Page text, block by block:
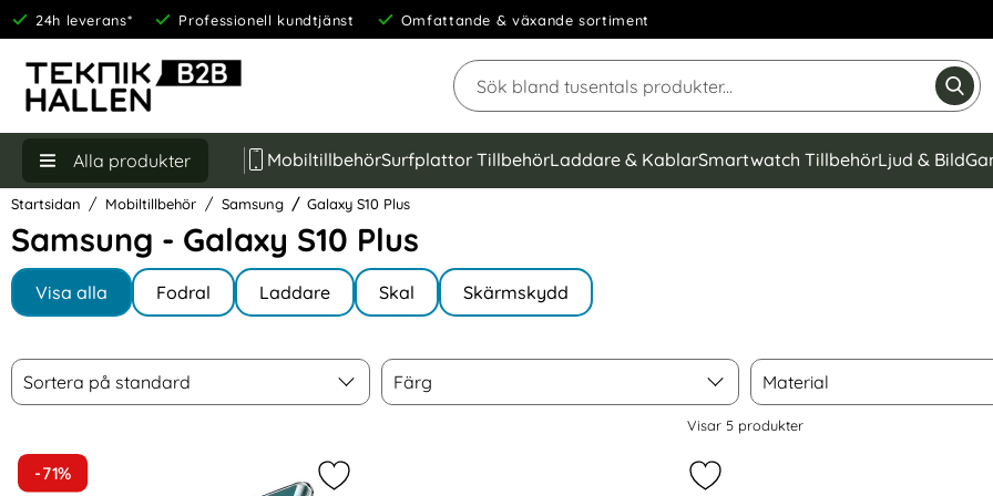
24h leverans* Professionell kundtjänst Omfattande & växande sortiment
Sök
Sök på Narse Group AB
Alla produkter MobiltillbehörSurfplattor TillbehörLaddare & KablarSmartwatch TillbehörLjud & Bild
Startsidan Mobiltillbehör Samsung Galaxy S10 Plus
Samsung - Galaxy S10 Plus
Hoppa
produkter
Underkategorier
Visa alla
I Galaxy S10 PlusFodral Laddare Skal Skärmskydd
Hoppa
över
Filtrera & sortera
Sortera
Sortera på standard
Färg
Färg
Material
Material
Visar 5 produkter
produktlista
-71%
Markera samsung Galaxy S10 Plus - Transparent TPU Skal som favorit
Markera gEAR Samsung Galaxy